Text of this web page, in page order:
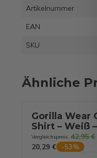
Artikelnummer
EAN
SKU
Ähnliche
Gorilla Wear
Shirt – Weiß
Vergleichspreis 42,95 €
20,29 €
-53%